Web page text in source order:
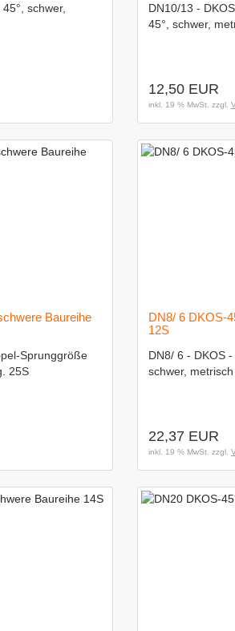
schwer,
DN10/13 -
45°, schwer,
12,50 EUR
inkl. 19 % MwSt. zzgl.
Baureihe
Sprunggröße
25S
DN8/ 6 DKOS-
12S
DN8/ 6 - DKOS
schwer,
22,37 EUR
inkl. 19 % MwSt. zzgl.